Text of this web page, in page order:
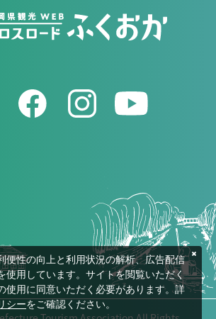
便性の向上と利用状況の解析、広告配信
使用しています。サイトを閲覧いただく
使用に同意いただく必要があります。詳
シーをご確認ください。